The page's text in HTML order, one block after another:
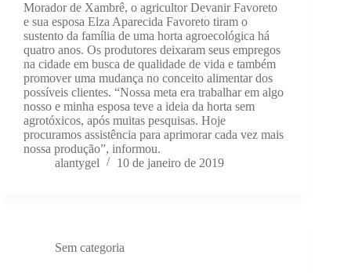
Morador de Xambrê, o agricultor Devanir Favoreto
e sua esposa Elza Aparecida Favoreto tiram o
sustento da família de uma horta agroecológica há
quatro anos. Os produtores deixaram seus empregos
na cidade em busca de qualidade de vida e também
promover uma mudança no conceito alimentar dos
possíveis clientes. “Nossa meta era trabalhar em algo
nosso e minha esposa teve a ideia da horta sem
agrotóxicos, após muitas pesquisas. Hoje
procuramos assistência para aprimorar cada vez mais
nossa produção”, informou.
alantygel
10 de janeiro de 2019
Sem categoria